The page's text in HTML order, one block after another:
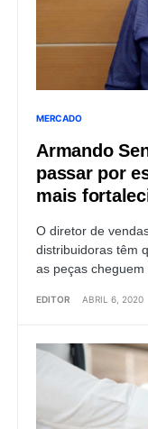
MERCADO
Armando
passar por
mais
O diretor de
distribuidoras têm
as peças cheguem
EDITOR ABRIL 6, 2020